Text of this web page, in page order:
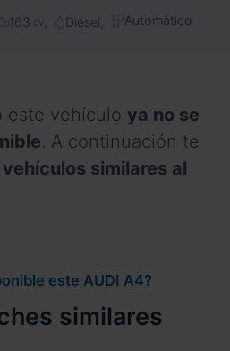
163 cv Diésel Automático
este vehículo ya no se
. A continuación te
vehículos similares al
este AUDI A4?
similares